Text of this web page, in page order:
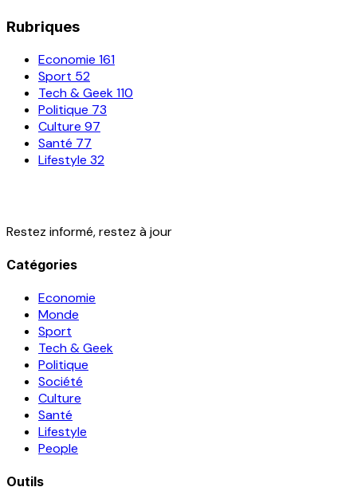
Rubriques
Economie 161
Sport 52
Tech & Geek110
Politique 73
Culture 97
Santé 77
Lifestyle 32
Restez informé, restez à jour
Catégories
Economie
Monde
Sport
Tech & Geek
Politique
Société
Culture
Santé
Lifestyle
People
Outils